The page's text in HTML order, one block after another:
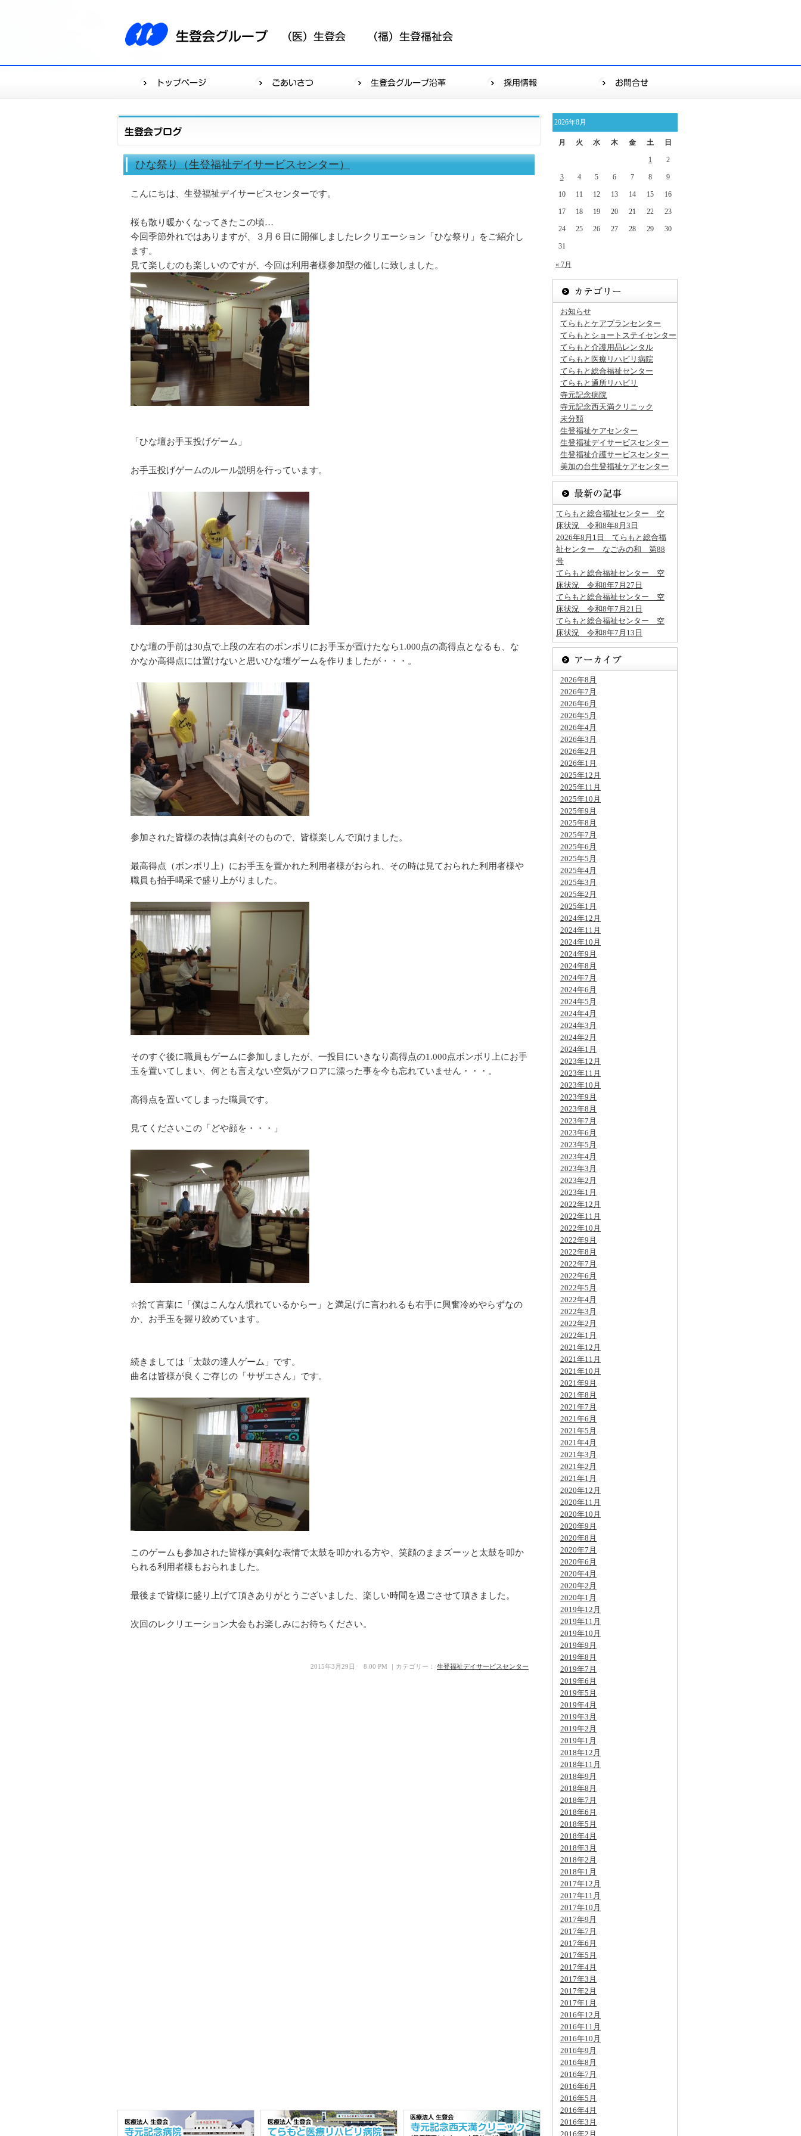
ひな祭り（生登福祉デイサービスセンター）
こんにちは、生登福祉デイサービスセンターです。
桜も散り暖かくなってきたこの頃…
今回季節外れではありますが、３月６日に開催しましたレクリエーション「ひな祭り」をご紹介し
ます。
「ひな壇お手玉投げゲーム」
お手玉投げゲームのルール説明を行っています。
ひな壇の手前は30点で上段の左右のボンボリにお手玉が置けたなら1.000点の高得点となるも、な
かなか高得点には置けないと思いひな壇ゲームを作りましたが・・・。
参加された皆様の表情は真剣そのもので、皆様楽しんで頂けました。
最高得点（ボンボリ上）にお手玉を置かれた利用者様がおられ、その時は見ておられた利用者様や
職員も拍手喝采で盛り上がりました。
そのすぐ後に職員もゲームに参加しましたが、一投目にいきなり高得点の1.000点ボンボリ上にお手
玉を置いてしまい、何とも言えない空気がフロアに漂った事を今も忘れていません・・・。
高得点を置いてしまった職員です。
見てくださいこの「どや顔を・・・」
☆捨て言葉に「僕はこんなん慣れているからー」と満足げに言われるも右手に興奮冷めやらずなの
か、お手玉を握り絞めています。
続きましては「太鼓の達人ゲーム」です。
曲名は皆様が良くご存じの「サザエさん」です。
このゲームも参加された皆様が真剣な表情で太鼓を叩かれる方や、笑顔のままズーッと太鼓を叩か
られる利用者様もおられました。
最後まで皆様に盛り上げて頂きありがとうございました、楽しい時間を過ごさせて頂きました。
次回のレクリエーション大会もお楽しみにお待ちください。
2015年3月29日 8:00 PM ｜カテゴリー： 生登福祉デイサービスセンター
2026年8月
月 火 水 木 金 土 日
« 7月
1 2
3 4 5 6 7 8 9
10 11 12 13 14 15 16
17 18 19 20 21 22 23
24 25 26 27 28 29 30
31
お知らせ
てらもとケアプランセンター
てらもとショートステイセンター
てらもと介護用品レンタル
てらもと医療リハビリ病院
てらもと総合福祉センター
てらもと通所リハビリ
寺元記念病院
寺元記念西天満クリニック
未分類
生登福祉ケアセンター
生登福祉デイサービスセンター
生登福祉介護サービスセンター
美加の台生登福祉ケアセンター
てらもと総合福祉センター 空
床状況 令和8年8月3日
2026年8月1日 てらもと総合福
祉センター なごみの和 第88
号
てらもと総合福祉センター 空
床状況 令和8年7月27日
てらもと総合福祉センター 空
床状況 令和8年7月21日
てらもと総合福祉センター 空
床状況 令和8年7月13日
2026年8月
2026年7月
2026年6月
2026年5月
2026年4月
2026年3月
2026年2月
2026年1月
2025年12月
2025年11月
2025年10月
2025年9月
2025年8月
2025年7月
2025年6月
2025年5月
2025年4月
2025年3月
2025年2月
2025年1月
2024年12月
2024年11月
2024年10月
2024年9月
2024年8月
2024年7月
2024年6月
2024年5月
2024年4月
2024年3月
2024年2月
2024年1月
2023年12月
2023年11月
2023年10月
2023年9月
2023年8月
2023年7月
2023年6月
2023年5月
2023年4月
2023年3月
2023年2月
2023年1月
2022年12月
2022年11月
2022年10月
2022年9月
2022年8月
2022年7月
2022年6月
2022年5月
2022年4月
2022年3月
2022年2月
2022年1月
2021年12月
2021年11月
2021年10月
2021年9月
2021年8月
2021年7月
2021年6月
2021年5月
2021年4月
2021年3月
2021年2月
2021年1月
2020年12月
2020年11月
2020年10月
2020年9月
2020年8月
2020年7月
2020年6月
2020年4月
2020年2月
2020年1月
2019年12月
2019年11月
2019年10月
2019年9月
2019年8月
2019年7月
2019年6月
2019年5月
2019年4月
2019年3月
2019年2月
2019年1月
2018年12月
2018年11月
2018年9月
2018年8月
2018年7月
2018年6月
2018年5月
2018年4月
2018年3月
2018年2月
2018年1月
2017年12月
2017年11月
2017年10月
2017年9月
2017年7月
2017年6月
2017年5月
2017年4月
2017年3月
2017年2月
2017年1月
2016年12月
2016年11月
2016年10月
2016年9月
2016年8月
2016年7月
2016年6月
2016年5月
2016年4月
2016年3月
2016年2月